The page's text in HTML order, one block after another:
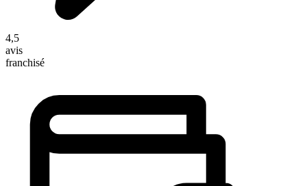
4,5
avis
franchisé